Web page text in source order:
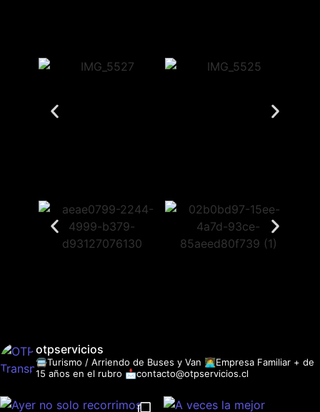
otpservicios
🚍Turismo / Arriendo de Buses y Van 👩‍💻Empresa Familiar + de
15 años en el rubro 📩contacto@otpservicios.cl